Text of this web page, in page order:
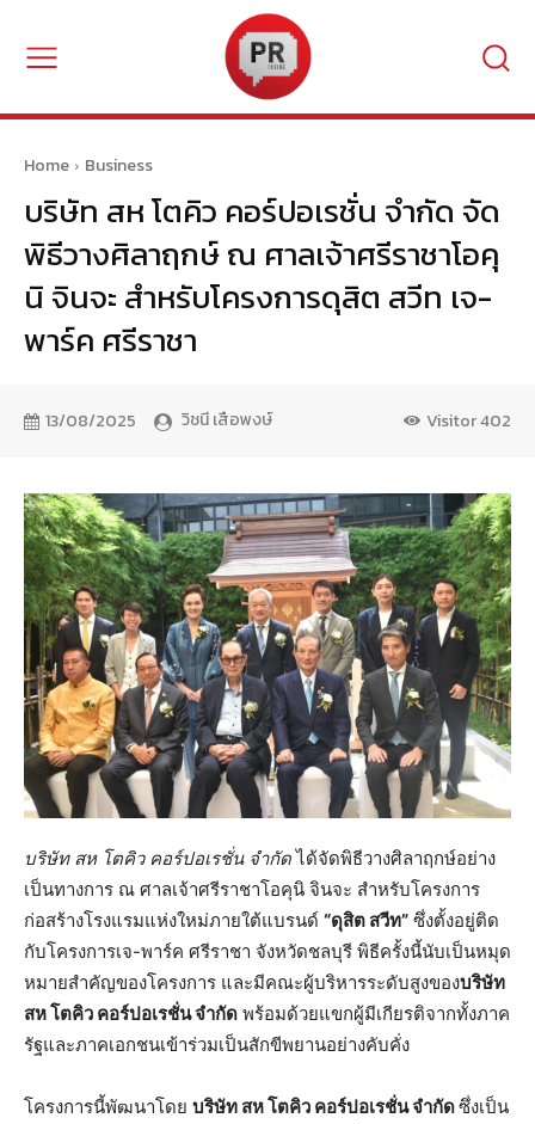
Home Business
บริษัท สห โตคิว คอร์ปอเรชั่น จำกัด จัด
พิธีวางศิลาฤกษ์ ณ ศาลเจ้าศรีราชาโอคุ
นิ จินจะ สำหรับโครงการดุสิต สวีท เจ-
พาร์ค ศรีราชา
13/08/2025 วิชนี เสือพงษ์ Visitor402
บริษัท สห โตคิว คอร์ปอเรชั่น จำกัดได้จัดพิธีวางศิลาฤกษ์อย่าง
เป็นทางการ ณ ศาลเจ้าศรีราชาโอคุนิ จินจะ สำหรับโครงการ
ก่อสร้างโรงแรมแห่งใหม่ภายใต้แบรนด์ “ดุสิต สวีท” ซึ่งตั้งอยู่ติด
กับโครงการเจ-พาร์ค ศรีราชา จังหวัดชลบุรี พิธีครั้งนี้นับเป็นหมุด
หมายสำคัญของโครงการ และมีคณะผู้บริหารระดับสูงของบริษัท
สหโตคิว คอร์ปอเรชั่น จำกัด พร้อมด้วยแขกผู้มีเกียรติจากทั้งภาค
รัฐและภาคเอกชนเข้าร่วมเป็นสักขีพยานอย่างคับคั่ง
โครงการนี้พัฒนาโดย บริษัท สหโตคิว คอร์ปอเรชั่น จำกัดซึ่งเป็น